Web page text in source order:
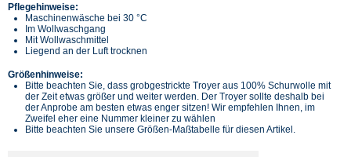
Pflegehinweise:
Maschinenwäsche bei 30 °C
Im Wollwaschgang
Mit Wollwaschmittel
Liegend an der Luft trocknen
Größenhinweise:
Bitte beachten Sie, dass grobgestrickte Troyer aus 100% Schurwolle mit
der Zeit etwas größer und weiter werden. Der Troyer sollte deshalb bei
der Anprobe am besten etwas enger sitzen! Wir empfehlen Ihnen, im
Zweifel eher eine Nummer kleiner zu wählen
Bitte beachten Sie unsere Größen-Maßtabelle für diesen Artikel.